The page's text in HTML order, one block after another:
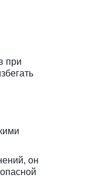
при
он